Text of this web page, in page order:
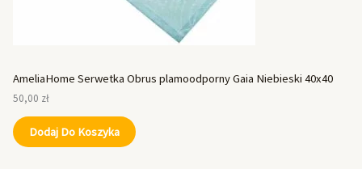
AmeliaHome Serwetka Obrus plamoodporny Gaia Niebieski 40x40
50,00 zł
Dodaj Do Koszyka